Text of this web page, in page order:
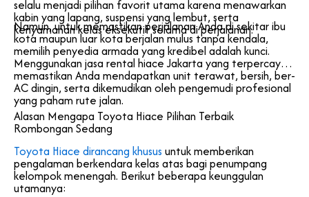
selalu menjadi pilihan favorit utama karena menawarkan
kabin yang lapang, suspensi yang lembut, serta
kenyamanan kelas eksekutif selama di perjalanan.
Namun, untuk memastikan perjalanan Anda di sekitar ibu
kota maupun luar kota berjalan mulus tanpa kendala,
memilih penyedia armada yang kredibel adalah kunci.
Menggunakan jasa rental hiace Jakarta yang terpercaya
memastikan Anda mendapatkan unit terawat, bersih, ber-
AC dingin, serta dikemudikan oleh pengemudi profesional
yang paham rute jalan.
Alasan Mengapa Toyota Hiace Pilihan Terbaik
Rombongan Sedang
Toyota Hiace dirancang khusus untuk memberikan
pengalaman berkendara kelas atas bagi penumpang
kelompok menengah. Berikut beberapa keunggulan
utamanya: